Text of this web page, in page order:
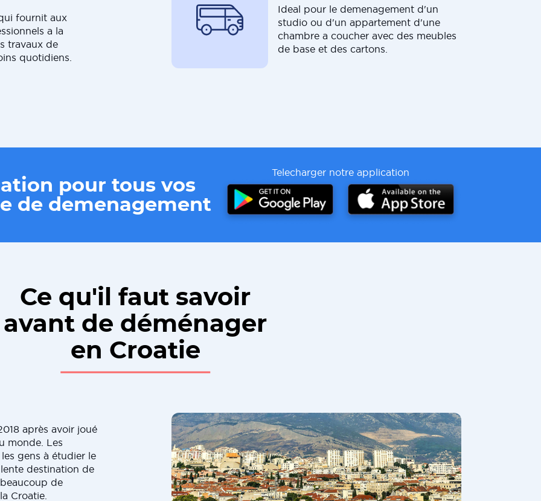
fournit aux
a la
travaux de
quotidiens.
Ideal pour le demenagement d'un
studio ou d'un appartement d'une
chambre a coucher avec des meubles
de base et des cartons.
pour tous vos
de demenagement
Telecharger notre application
Ce qu'il faut savoir
avant de déménager
en Croatie
après avoir joué
monde. Les
gens à étudier le
destination de
de
Croatie.